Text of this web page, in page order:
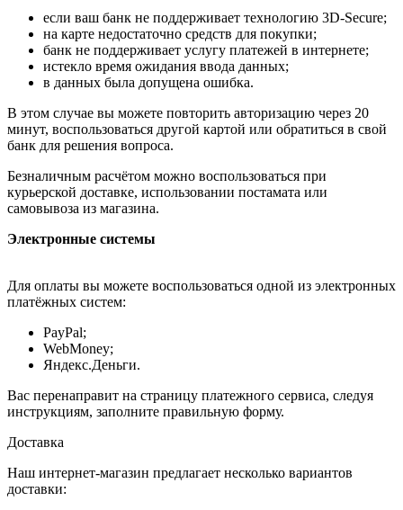
если ваш банк не поддерживает технологию 3D-Secure;
на карте недостаточно средств для покупки;
банк не поддерживает услугу платежей в интернете;
истекло время ожидания ввода данных;
в данных была допущена ошибка.
В этом случае вы можете повторить авторизацию через 20
минут, воспользоваться другой картой или обратиться в свой
банк для решения вопроса.
Безналичным расчётом можно воспользоваться при
курьерской доставке, использовании постамата или
самовывоза из магазина.
Электронные системы
Для оплаты вы можете воспользоваться одной из электронных
платёжных систем:
PayPal;
WebMoney;
Яндекс.Деньги.
Вас перенаправит на страницу платежного сервиса, следуя
инструкциям, заполните правильную форму.
Доставка
Наш интернет-магазин предлагает несколько вариантов
доставки: